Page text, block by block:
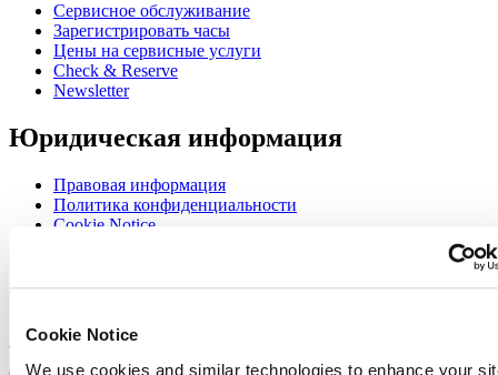
Cookie Notice
We use cookies and similar technologies to enhance your
Сервисное обслуживание
Зарегистрировать часы
Цены на сервисные услуги
Check & Reserve
Newsletter
Юридическая информация
Правовая информация
Политика конфиденциальности
Cookie Notice
Sign up
Выбрать страну/регион